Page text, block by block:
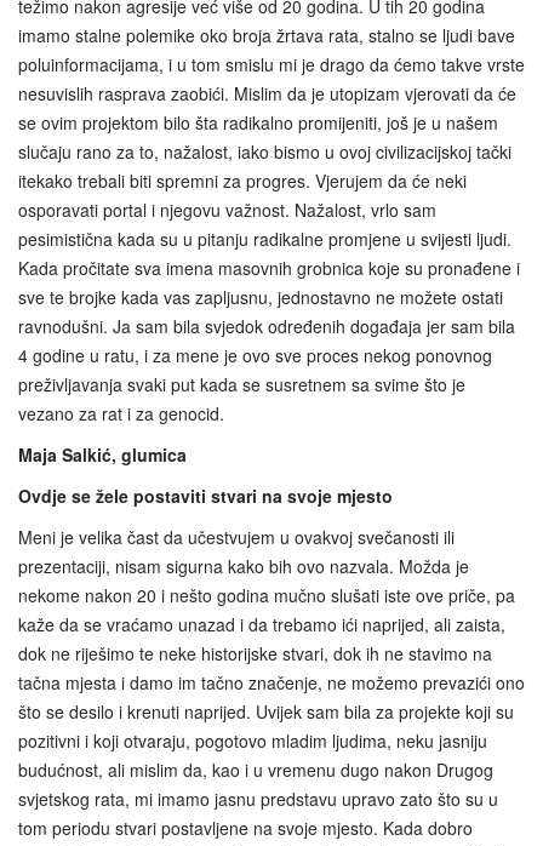
težimo nakon agresije već više od 20 godina. U tih 20 godina
imamo stalne polemike oko broja žrtava rata, stalno se ljudi bave
poluinformacijama, i u tom smislu mi je drago da ćemo takve vrste
nesuvislih rasprava zaobići. Mislim da je utopizam vjerovati da će
se ovim projektom bilo šta radikalno promijeniti, još je u našem
slučaju rano za to, nažalost, iako bismo u ovoj civilizacijskoj tački
itekako trebali biti spremni za progres. Vjerujem da će neki
osporavati portal i njegovu važnost. Nažalost, vrlo sam
pesimistična kada su u pitanju radikalne promjene u svijesti ljudi.
Kada pročitate sva imena masovnih grobnica koje su pronađene i
sve te brojke kada vas zapljusnu, jednostavno ne možete ostati
ravnodušni. Ja sam bila svjedok određenih događaja jer sam bila
4 godine u ratu, i za mene je ovo sve proces nekog ponovnog
preživljavanja svaki put kada se susretnem sa svime što je
vezano za rat i za genocid.
Maja Salkić, glumica
Ovdje se žele postaviti stvari na svoje mjesto
Meni je velika čast da učestvujem u ovakvoj svečanosti ili
prezentaciji, nisam sigurna kako bih ovo nazvala. Možda je
nekome nakon 20 i nešto godina mučno slušati iste ove priče, pa
kaže da se vraćamo unazad i da trebamo ići naprijed, ali zaista,
dok ne riješimo te neke historijske stvari, dok ih ne stavimo na
tačna mjesta i damo im tačno značenje, ne možemo prevazići ono
što se desilo i krenuti naprijed. Uvijek sam bila za projekte koji su
pozitivni i koji otvaraju, pogotovo mladim ljudima, neku jasniju
budućnost, ali mislim da, kao i u vremenu dugo nakon Drugog
svjetskog rata, mi imamo jasnu predstavu upravo zato što su u
tom periodu stvari postavljene na svoje mjesto. Kada dobro